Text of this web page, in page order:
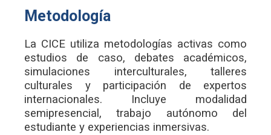
Metodología
La CICE utiliza metodologías activas como
estudios de caso, debates académicos,
simulaciones interculturales, talleres
culturales y participación de expertos
internacionales. Incluye modalidad
semipresencial, trabajo autónomo del
estudiante y experiencias inmersivas.